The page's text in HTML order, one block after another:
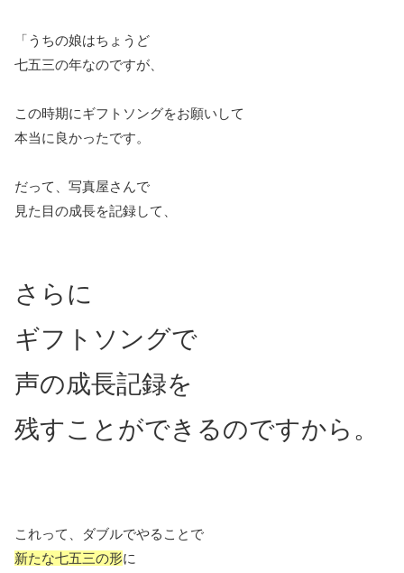
「うちの娘はちょうど
七五三の年なのですが、
この時期にギフトソングをお願いして
本当に良かったです。
だって、写真屋さんで
見た目の成長を記録して、
さらに
ギフトソングで
声の成長記録を
残すことができるのですから。
これって、ダブルでやることで
新たな七五三の形に